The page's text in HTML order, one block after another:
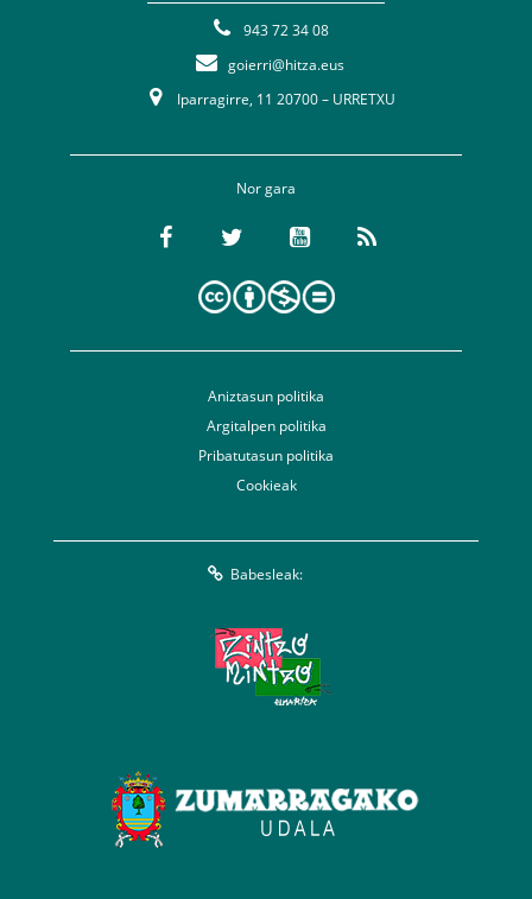
943 72 34 08
goierri@hitza.eus
Iparragirre, 11 20700 – URRETXU
Nor gara
Aniztasun politika
Argitalpen politika
Pribatutasun politika
Cookieak
Babesleak: